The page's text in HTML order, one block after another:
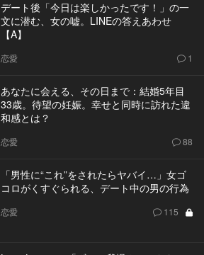
デート後「今日は楽しかったです！」の一
文に潜む、女の嘘。LINEの答えあわせ
【A】
恋愛 1
あなたに会える、その日まで：結婚5年目
33歳。待望の妊娠。幸せと同時に訪れた違
和感とは？
恋愛 88
「男性に“これ”をされたらヤバイ…」女ゴ
コロがくすぐられる、デート中の男の行為
恋愛 115